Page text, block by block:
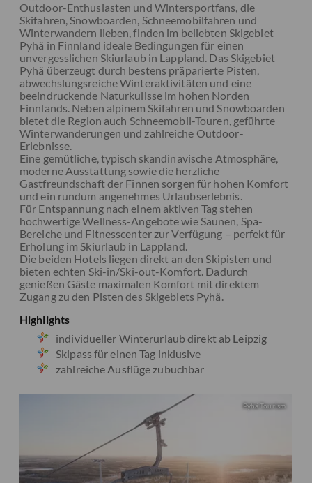
Outdoor-Enthusiasten und Wintersportfans, die
Skifahren, Snowboarden, Schneemobilfahren und
Winterwandern lieben, finden im beliebten Skigebiet
Pyhä in Finnland ideale Bedingungen für einen
unvergesslichen Skiurlaub in Lappland. Das Skigebiet
Pyhä überzeugt durch bestens präparierte Pisten,
abwechslungsreiche Winteraktivitäten und eine
beeindruckende Naturkulisse im hohen Norden
Finnlands. Neben alpinem Skifahren und Snowboarden
bietet die Region auch Schneemobil-Touren, geführte
Winterwanderungen und zahlreiche Outdoor-
Erlebnisse.
Eine gemütliche, typisch skandinavische Atmosphäre,
moderne Ausstattung sowie die herzliche
Gastfreundschaft der Finnen sorgen für hohen Komfort
und ein rundum angenehmes Urlaubserlebnis.
Für Entspannung nach einem aktiven Tag stehen
hochwertige Wellness-Angebote wie Saunen, Spa-
Bereiche und Fitnesscenter zur Verfügung – perfekt für
Erholung im Skiurlaub in Lappland.
Die beiden Hotels liegen direkt an den Skipisten und
bieten echten Ski-in/Ski-out-Komfort. Dadurch
genießen Gäste maximalen Komfort mit direktem
Zugang zu den Pisten des Skigebiets Pyhä.
Highlights
individueller Winterurlaub direkt ab Leipzig
Skipass für einen Tag inklusive
zahlreiche Ausflüge zubuchbar
Pyhä Tourism